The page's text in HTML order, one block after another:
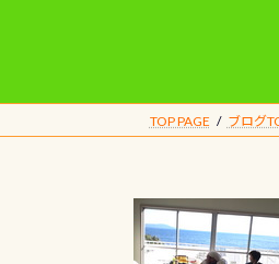
TOP PAGE ブログ